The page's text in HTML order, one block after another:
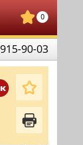
0
90-03